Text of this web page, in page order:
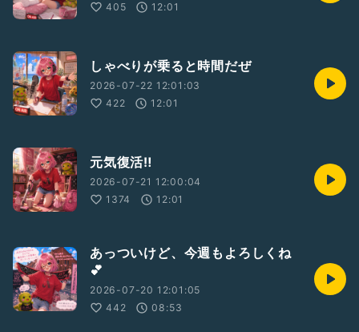
405
12:01
しゃべりが乗ると時間だぜ
2026-07-22 12:01:03
422
12:01
元気復活‼️
2026-07-21 12:00:04
1374
12:01
あっついけど、今週もよろしくね
💕︎
2026-07-20 12:01:05
442
08:53